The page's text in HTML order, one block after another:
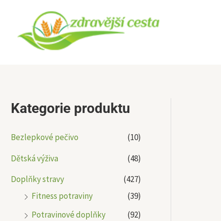
obsah
Kategorie produktu
Bezlepkové pečivo
(10)
Dětská výživa
(48)
Doplňky stravy
(427)
Fitness potraviny
(39)
Potravinové doplňky
(92)